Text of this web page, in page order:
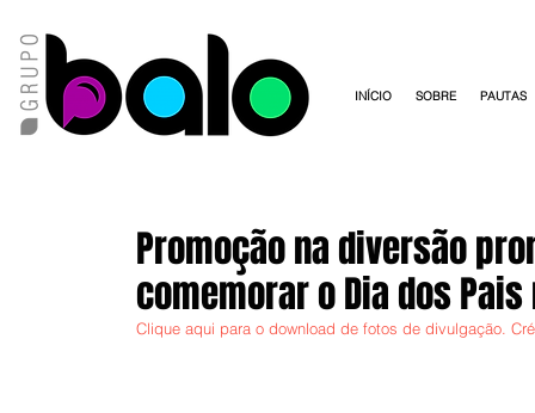
INÍCIO SOBRE PAUTAS
Promoção na diversão
comemorar o Dia dos Pais
Clique aqui para o download de fotos de divulgação.